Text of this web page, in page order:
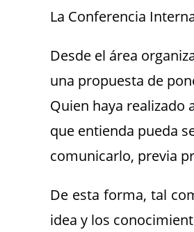
La Conferencia
Desde el área
una propuesta de
Quien haya realizado
que entienda pueda
comunicarlo, previa
De esta forma, tal
idea y los